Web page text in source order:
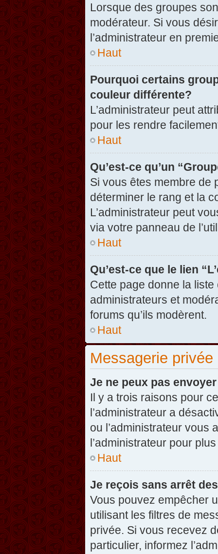
Lorsque des groupes
modérateur. Si vous
l’administrateur en
Haut
Pourquoi certains
couleur différente?
L’administrateur peut
pour les rendre
Haut
Qu’est-ce qu’un
Si vous êtes membre de
déterminer le rang et la
L’administrateur peut
via votre panneau de
Haut
Qu’est-ce que le lien
Cette page donne la
administrateurs et
forums qu’ils modèrent.
Haut
Messagerie privée
Je ne peux pas
Il y a trois raisons pour
l’administrateur a
ou l’administrateur vous
l’administrateur pour
Haut
Je reçois sans arrêt
Vous pouvez empêcher
utilisant les filtres de
privée. Si vous recevez
particulier, informez